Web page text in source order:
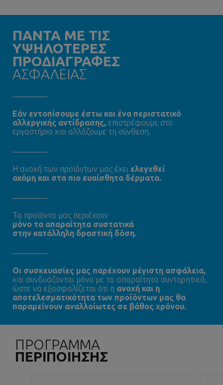
ΠΑΝΤΑ ΜΕ ΤΙΣ
ΥΨΗΛΟΤΕΡΕΣ
ΠΡΟΔΙΑΓΡΑΦΕΣ
ΑΣΦΑΛΕΙΑΣ
Εάν εντοπίσουμε έστω και ένα περιστατικό
αλλεργικής αντίδρασης, επιστρέφουμε στο
εργαστήριο και αλλάζουμε τη σύνθεση.
Η ανοχή των προϊόντων μας έχει ελεγχθεί
ακόμη και στα πιο ευαίσθητα δέρματα.
Τα προϊόντα μας περιέχουν
μόνο τα απαραίτητα συστατικά
στην κατάλληλη δραστική δόση.
Oι συσκευασίες μας παρέχουν μέγιστη ασφάλεια,
και συνδυάζονται μόνο με τα απαραίτητα συντηρητικά,
ώστε να εξασφαλίζεται ότι η ανοχή και η
αποτελεσματικότητα των προϊόντων μας θα
παραμείνουν αναλλοίωτες σε βάθος χρόνου.
ΠΡΟΓΡΑΜΜΑ
ΠΕΡΙΠΟΙΗΣΗΣ